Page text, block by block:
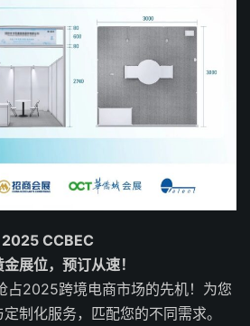
2025 CCBEC
展位，预订从速！
占2025跨境电商市场的先机！为您
制化服务，匹配您的不同需求。